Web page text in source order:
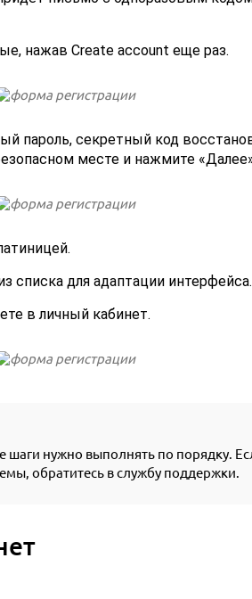
нажав Create account еще раз.
пароль, секретный код
месте и нажмите
списка для адаптации интерфейса.
в личный кабинет.
шаги нужно выполнять по порядку.
обратитесь в службу поддержки.